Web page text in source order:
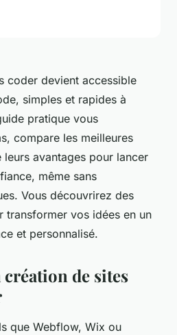
coder devient accessible
simples et rapides à
pratique vous
compare les meilleures
avantages pour lancer
même sans
Vous découvrirez des
transformer vos idées en un
et personnalisé.
de sites
que Webflow, Wix ou